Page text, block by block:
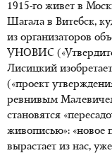
1915-го живет в
Шагала в Витебск,
из организаторов
УНОВИС
Лисицкий
(«проект
ревнивым
становятся
живописью»: «новое
вырастает из нас,